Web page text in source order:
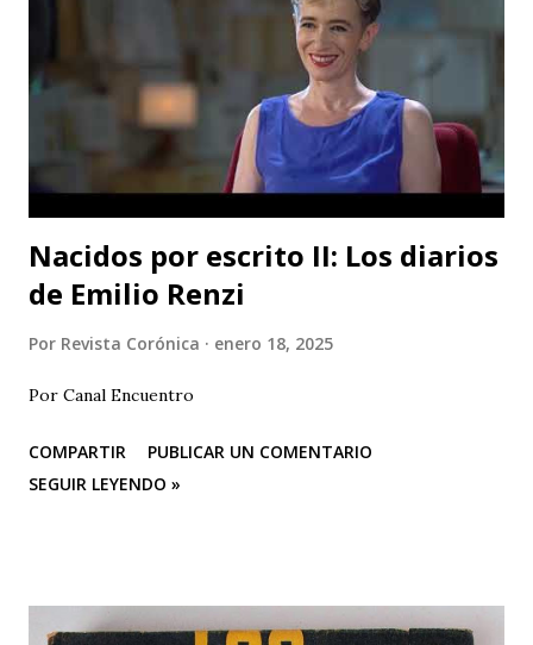
firmeza para hablar sin temblar, en este lugar donde me
han invitado esta noche. Esa frase, no necesito buscarla
muy lejos. Surge. En toda su nitidez, su violencia. Lapidaria.
Irrefragable. La escribí hace sesenta años en mi diario
íntimo. "Escribiré para vengar mi raza". Se hacía eco del
grito de Rimb...
Nacidos por escrito II: Los diarios
de Emilio Renzi
Por Revista Corónica enero 18, 2025
Por Canal Encuentro
COMPARTIR
PUBLICAR UN COMENTARIO
SEGUIR LEYENDO »